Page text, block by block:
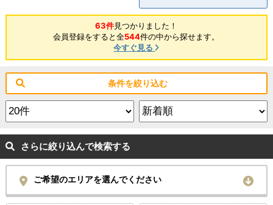
63件見つかりました！
会員登録をすると全544件の中から探せます。
今すぐ見る
条件を絞り込む
さらに絞り込んで検索する
ご希望のエリアを選んでください